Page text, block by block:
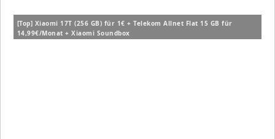
[Top] Xiaomi 17T (256 GB) für 1€ + Telekom Allnet Flat 15 GB für
14,99€/Monat + Xiaomi Soundbox